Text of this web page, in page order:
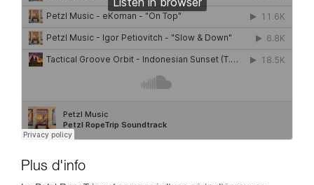
Plus d'info